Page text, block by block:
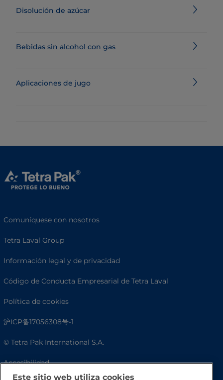
Disolución de azúcar
Bebidas sin alcohol con gas
Aplicaciones de jugo
Comuníquese con nosotros
Tetra Laval Group
Información legal y de privacidad
Código de Conducta Empresarial de Tetra Laval
Política de cookies
沪ICP备17056308号-1
© Tetra Pak International S.A.
Accesibilidad
Este sitio web utiliza cookies